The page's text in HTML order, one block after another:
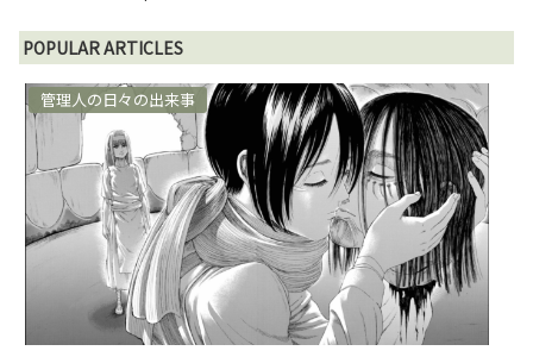
POPULAR ARTICLES
管理人の日々の出来事